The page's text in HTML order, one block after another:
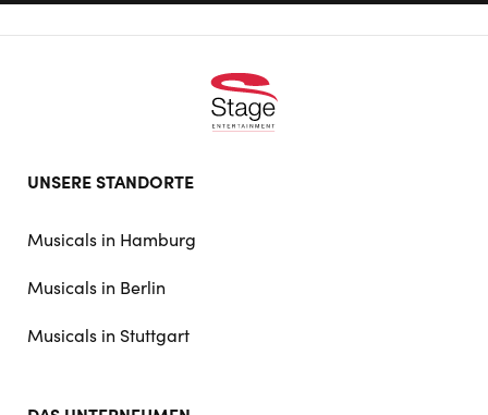
doormat
UNSERE STANDORTE
Musicals in Hamburg
Musicals in Berlin
Musicals in Stuttgart